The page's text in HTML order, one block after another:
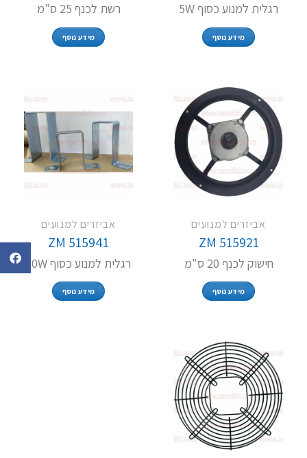
רגלית למנוע כסוף 5W
מידע נוסף
רשת לכנף 25 ס"מ
מידע נוסף
אביזרים למנועים
ZM 515921
חישוק לכנף 20 ס"מ
מידע נוסף
אביזרים למנועים
ZM 515941
רגלית למנוע כסוף 10W
מידע נוסף